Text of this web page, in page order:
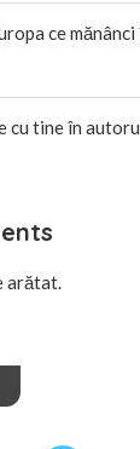
ce
cu tine în
arătat.